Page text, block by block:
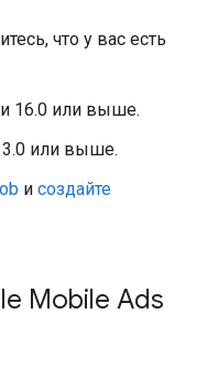
что у вас есть
16.0 или выше.
или выше.
и создайте
Mobile Ads